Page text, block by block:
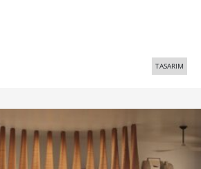
TASARIM